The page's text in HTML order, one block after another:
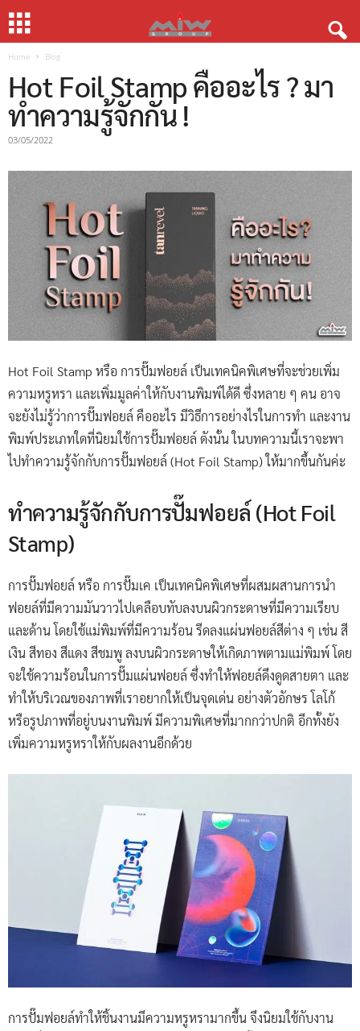
Home Blog
Hot Foil Stamp คืออะไร ? มา
ทำความรู้จักกัน !
03/05/2022
Hot Foil Stamp หรือ การปั๊มฟอยล์ เป็นเทคนิคพิเศษที่จะช่วยเพิ่ม
ความหรูหรา และเพิ่มมูลค่าให้กับงานพิมพ์ได้ดี ซึ่งหลาย ๆ คน อาจ
จะยังไม่รู้ว่าการปั๊มฟอยล์ คืออะไร มีวิธีการอย่างไรในการทำ และงาน
พิมพ์ประเภทใดที่นิยมใช้การปั๊มฟอยล์ ดังนั้น ในบทความนี้เราจะพา
ไปทำความรู้จักกับการปั๊มฟอยล์ (Hot Foil Stamp) ให้มากขึ้นกันค่ะ
ทำความรู้จักกับการปั๊มฟอยล์ (Hot Foil
Stamp)
การปั๊มฟอยล์ หรือ การปั๊มเค เป็นเทคนิคพิเศษที่ผสมผสานการนำ
ฟอยล์ที่มีความมันวาวไปเคลือบทับลงบนผิวกระดาษที่มีความเรียบ
และด้าน โดยใช้แม่พิมพ์ที่มีความร้อน รีดลงแผ่นฟอยล์สีต่าง ๆ เช่น สี
เงิน สีทอง สีแดง สีชมพู ลงบนผิวกระดาษให้เกิดภาพตามแม่พิมพ์ โดย
จะใช้ความร้อนในการปั๊มแผ่นฟอยล์ ซึ่งทำให้ฟอยล์ดึงดูดสายตา และ
ทำให้บริเวณของภาพที่เราอยากให้เป็นจุดเด่น อย่างตัวอักษร โลโก้
หรือรูปภาพที่อยู่บนงานพิมพ์ มีความพิเศษที่มากกว่าปกติ อีกทั้งยัง
เพิ่มความหรูหราให้กับผลงานอีกด้วย
การปั๊มฟอยล์ทำให้ชิ้นงานมีความหรูหรามากขึ้น จึงนิยมใช้กับงาน